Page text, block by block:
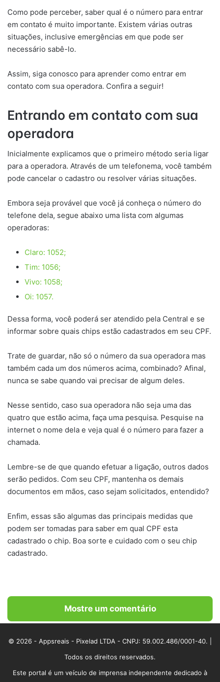
Como pode perceber, saber qual é o número para entrar
em contato é muito importante. Existem várias outras
situações, inclusive emergências em que pode ser
necessário sabê-lo.
Assim, siga conosco para aprender como entrar em
contato com sua operadora. Confira a seguir!
Entrando em contato com sua
operadora
Inicialmente explicamos que o primeiro método seria ligar
para a operadora. Através de um telefonema, você também
pode cancelar o cadastro ou resolver várias situações.
Embora seja provável que você já conheça o número do
telefone dela, segue abaixo uma lista com algumas
operadoras:
Claro: 1052;
Tim: 1056;
Vivo: 1058;
Oi: 1057.
Dessa forma, você poderá ser atendido pela Central e se
informar sobre quais chips estão cadastrados em seu CPF.
Trate de guardar, não só o número da sua operadora mas
também cada um dos números acima, combinado? Afinal,
nunca se sabe quando vai precisar de algum deles.
Nesse sentido, caso sua operadora não seja uma das
quatro que estão acima, faça uma pesquisa. Pesquise na
internet o nome dela e veja qual é o número para fazer a
chamada.
Lembre-se de que quando efetuar a ligação, outros dados
serão pedidos. Com seu CPF, mantenha os demais
documentos em mãos, caso sejam solicitados, entendido?
Enfim, essas são algumas das principais medidas que
podem ser tomadas para saber em qual CPF esta
cadastrado o chip. Boa sorte e cuidado com o seu chip
cadastrado.
Mostre um comentário
© 2026 - Appsreais - Pixelad LTDA - CNPJ: 59.002.486/0001-40. |
Todos os direitos reservados.
Este portal é um veículo de imprensa independente dedicado à